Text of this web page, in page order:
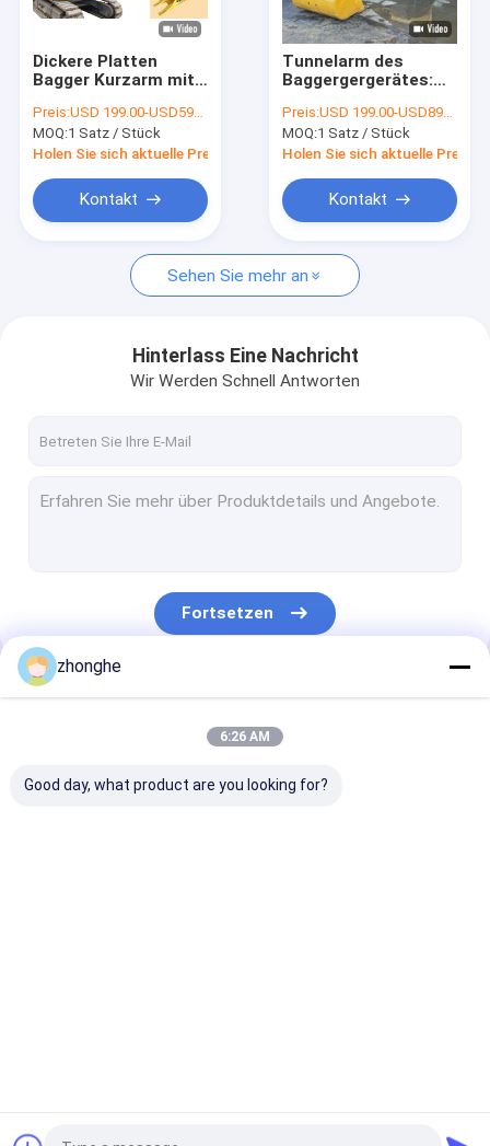
Bagger Tilt Bucket
Schlammbehälter für Bagger
Steinkübel
Trapezbehälter
Bagger Ripper
hydraulisch halten Sie sich fest
Dickere Platten
Bagger Kurzarm mit
Graben Tunnel
Preis:USD 199.00-USD5999.00
MOQ:1 Satz / Stück
Holen Sie sich aktuelle Preis
Kontakt
Tunnelarm des
Baggergergerätes:
Effizienz in engen
unterirdischen
Räumen
Preis:USD 199.00-USD8999.00
MOQ:1 Satz / Stück
Holen Sie sich aktuelle Preis
Kontakt
Sehen Sie mehr an
Hinterlass Eine Nachricht
Wir Werden Schnell Antworten
Fortsetzen
Unsere Kategorien
zhonghe
6:26 AM
Good day, what product are you looking for?